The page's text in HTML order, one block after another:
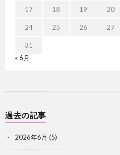
17 18 19 20
24 25 26 27
31
« 6月
過去の記事
2026年6月 (5)